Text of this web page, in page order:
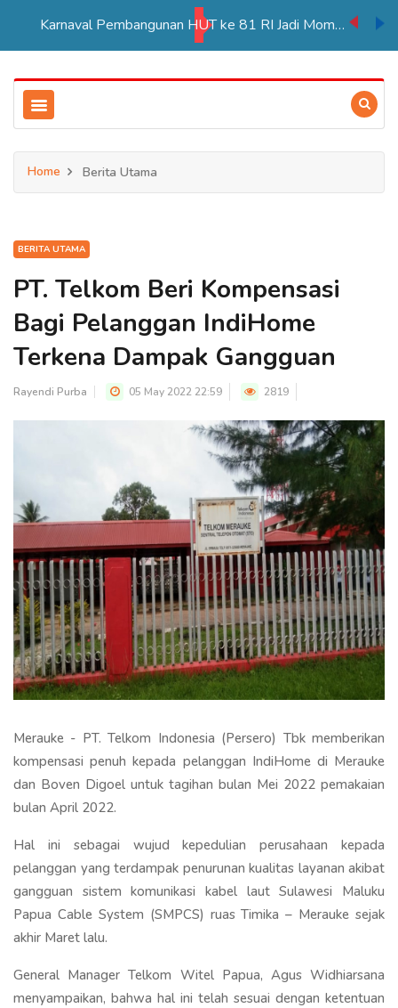
Karnaval Pembangunan HUT ke 81 RI Jadi Momentum Perkuat Persatuan di Merauke
Home Berita Utama
BERITA UTAMA
PT. Telkom Beri Kompensasi
Bagi Pelanggan IndiHome
Terkena Dampak Gangguan
Rayendi Purba 05 May 2022 22:59 2819
Merauke - PT. Telkom Indonesia (Persero) Tbk memberikan
kompensasi penuh kepada pelanggan IndiHome di Merauke
dan Boven Digoel untuk tagihan bulan Mei 2022 pemakaian
bulan April 2022.
Hal ini sebagai wujud kepedulian perusahaan kepada
pelanggan yang terdampak penurunan kualitas layanan akibat
gangguan sistem komunikasi kabel laut Sulawesi Maluku
Papua Cable System (SMPCS) ruas Timika – Merauke sejak
akhir Maret lalu.
General Manager Telkom Witel Papua, Agus Widhiarsana
menyampaikan, bahwa hal ini telah sesuai dengan ketentuan